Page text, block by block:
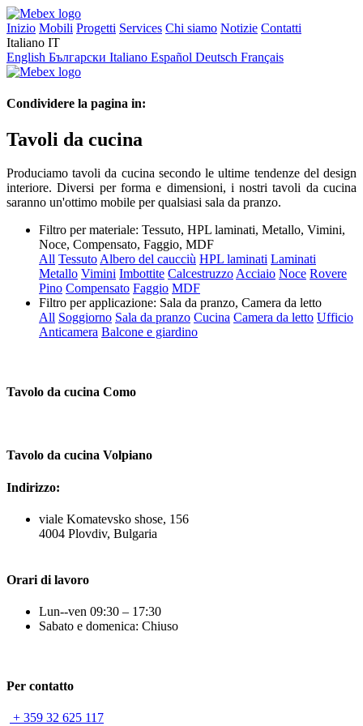
Inizio Mobili Progetti Services Chi siamo Notizie Contatti
Italiano IT
English Български Italiano Español Deutsch Français
Condividere la pagina in:
Tavoli da cucina
Produciamo tavoli da cucina secondo le ultime tendenze del design
interiore. Diversi per forma e dimensioni, i nostri tavoli da cucina
saranno un'ottimo mobile per qualsiasi sala da pranzo.
Filtro per materiale: Tessuto, HPL laminati, Metallo, Vimini,
Noce, Compensato, Faggio, MDF
All TessutoAlbero del caucciù HPL laminati Laminati
Metallo Vimini Imbottite CalcestruzzoAcciaio Noce Rovere
Pino Compensato Faggio MDF
Filtro per applicazione: Sala da pranzo, Camera da letto
All Soggiorno Sala da pranzo Cucina Camera da letto Ufficio
Anticamera Balcone e giardino
Tavolo da cucina Como
Tavolo da cucina Volpiano
Indirizzo:
viale Komatevsko shose, 156
4004 Plovdiv, Bulgaria
Orari di lavoro
Lun--ven 09:30 – 17:30
Sabato e domenica: Chiuso
Per contatto
+ 359 32 625 117